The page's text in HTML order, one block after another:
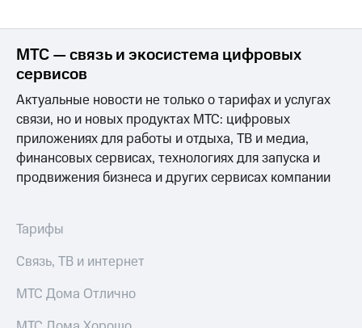
управление
Корпоративный
секретарь
информации
Информация
акционерам
Документы
"МТС"
акционера
капитал
и
МТС — связь и экосистема цифровых
сервисов
Актуальные новости не только о тарифах и услугах
связи, но и новых продуктах МТС: цифровых
приложениях для работы и отдыха, ТВ и медиа,
финансовых сервисах, технологиях для запуска и
продвижения бизнеса и других сервисах компании
Тарифы
Связь, ТВ и интернет
МТС Дома Отлично